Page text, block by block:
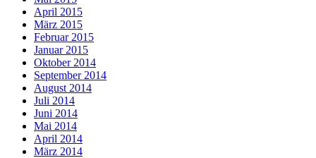
April 2015
März 2015
Februar 2015
Januar 2015
Oktober 2014
September 2014
August 2014
Juli 2014
Juni 2014
Mai 2014
April 2014
März 2014